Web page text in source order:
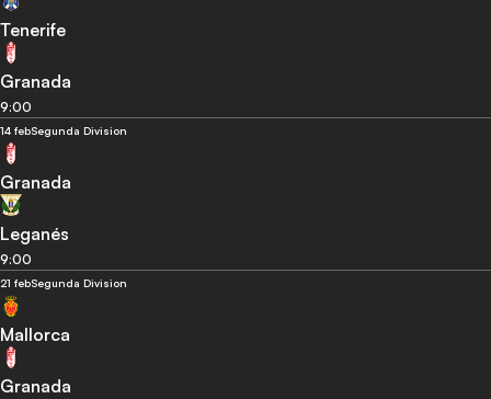
Tenerife
Granada
9:00
14 febSegunda Division
Granada
Leganés
9:00
21 febSegunda Division
Mallorca
Granada